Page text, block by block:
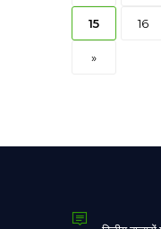
15 16
»